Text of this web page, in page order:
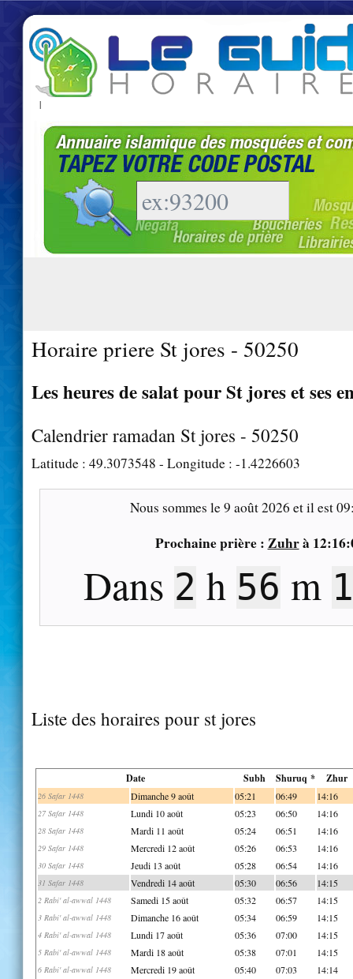
|
Horaire priere St jores - 50250
Les heures de salat pour St jores et ses
Calendrier ramadan St jores - 50250
Latitude : 49.3073548 - Longitude : -1.4226603
Nous sommes le9 août 2026 et il est
Prochaine prière : Zuhrà
Dans 2 h 56 m
Liste des horaires pour st jores
Date Subh Shuruq * Zhur
26 Safar 1448 Dimanche 9 août 05:21 06:49 14:16
27 Safar 1448 Lundi 10 août 05:23 06:50 14:16
28 Safar 1448 Mardi 11 août 05:24 06:51 14:16
29 Safar 1448 Mercredi 12 août 05:26 06:53 14:16
30 Safar 1448 Jeudi 13 août 05:28 06:54 14:16
31 Safar 1448 Vendredi 14 août 05:30 06:56 14:15
2 Rabi' al-awwal 1448 Samedi 15 août 05:32 06:57 14:15
3 Rabi' al-awwal 1448 Dimanche 16 août 05:34 06:59 14:15
4 Rabi' al-awwal 1448 Lundi 17 août 05:36 07:00 14:15
5 Rabi' al-awwal 1448 Mardi 18 août 05:38 07:01 14:15
6 Rabi' al-awwal 1448 Mercredi 19 août 05:40 07:03 14:14